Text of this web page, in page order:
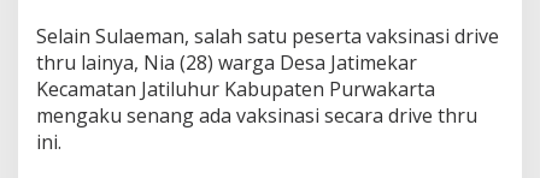
Selain Sulaeman, salah satu peserta vaksinasi drive
thru lainya, Nia (28) warga Desa Jatimekar
Kecamatan Jatiluhur Kabupaten Purwakarta
mengaku senang ada vaksinasi secara drive thru
ini.